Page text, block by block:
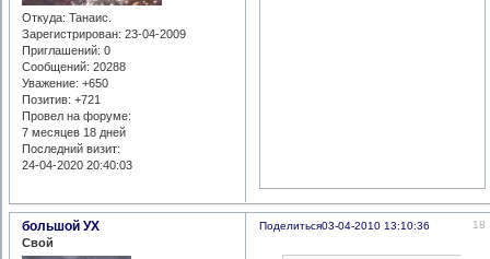
Откуда: Танаис.
Зарегистрирован: 23-04-2009
Приглашений: 0
Сообщений: 20288
Уважение: +650
Позитив: +721
Провел на форуме:
7 месяцев 18 дней
Последний визит:
24-04-2020 20:40:03
Поделиться 18
03-04-2010 13:10:36
большой УХ
Свой